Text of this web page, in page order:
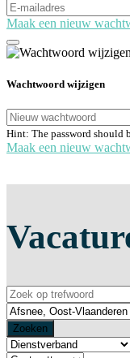
Maak een nieuw
Wachtwoord wijzigen
Hint: The password should
Maak een nieuw
Zoeken